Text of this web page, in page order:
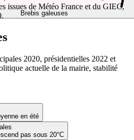
Brebis galeuses
en été
pas sous 20°C
issues de Météo France et du GIEC,
2020, présidentielles 2022 et
actuelle de la mairie, stabilité